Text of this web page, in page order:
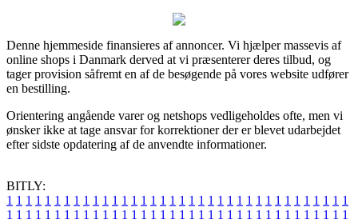
Denne hjemmeside finansieres af annoncer. Vi hjælper massevis af
online shops i Danmark derved at vi præsenterer deres tilbud, og
tager provision såfremt en af de besøgende på vores website udfører
en bestilling.
Orientering angående varer og netshops vedligeholdes ofte, men vi
ønsker ikke at tage ansvar for korrektioner der er blevet udarbejdet
efter sidste opdatering af de anvendte informationer.
BITLY:
1 1 1 1 1 1 1 1 1 1 1 1 1 1 1 1 1 1 1 1 1 1 1 1 1 1 1 1 1 1 1 1 1 1 1 1
1 1 1 1 1 1 1 1 1 1 1 1 1 1 1 1 1 1 1 1 1 1 1 1 1 1 1 1 1 1 1 1 1 1 1 1